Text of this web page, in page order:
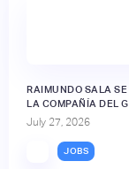
RAIMUNDO SALA SE
LA COMPAÑÍA DEL
July 27, 2026
JOBS